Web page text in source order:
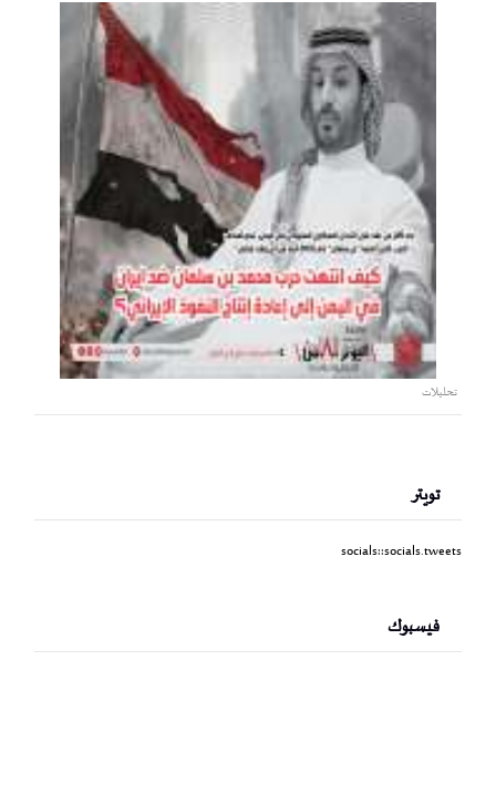
تحليلات
تويتر
socials::socials.tweets
فيسبوك